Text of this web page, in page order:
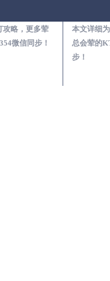
攻略，更多荤
微信同步！
本文详细
总会荤的
步！